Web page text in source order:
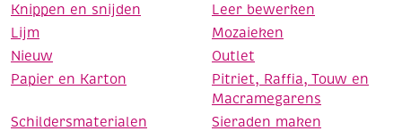
Knippen en snijden
Leer bewerken
Lijm
Mozaieken
Nieuw
Outlet
Papier en Karton
Pitriet, Raffia, Touw en
Macramegarens
Schildersmaterialen
Sieraden maken